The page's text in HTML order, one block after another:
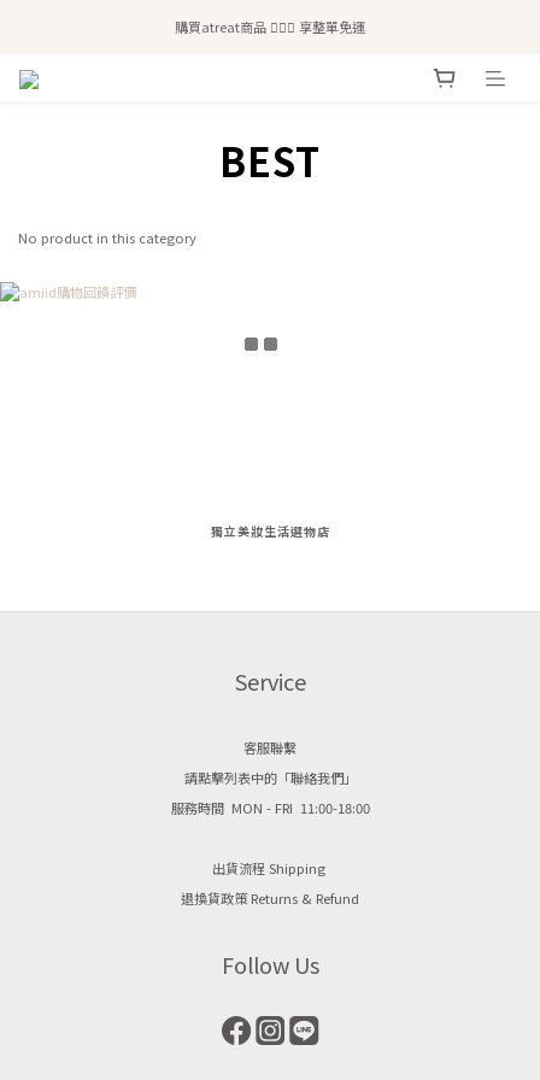
全站滿$2,500免運｜6/30前 含新品滿$1,300超取免運
購買atreat商品 💆🏻‍♀️ 享整單免運
prev
BEST
No product in this category
獨立美妝生活選物店
Service
客服聯繫
請點擊列表中的「聯絡我們」
服務時間 MON - FRI 11:00-18:00
出貨流程 Shipping
退換貨政策 Returns & Refund
Follow Us